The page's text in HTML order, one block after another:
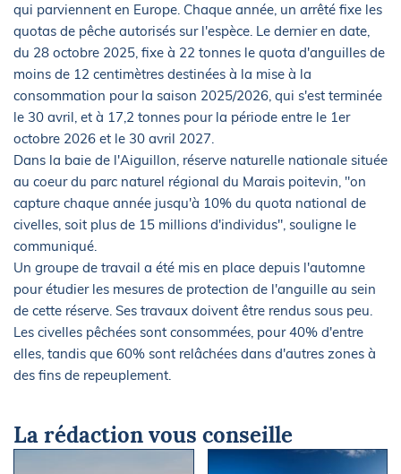
qui parviennent en Europe. Chaque année, un arrêté fixe les
quotas de pêche autorisés sur l'espèce. Le dernier en date,
du 28 octobre 2025, fixe à 22 tonnes le quota d'anguilles de
moins de 12 centimètres destinées à la mise à la
consommation pour la saison 2025/2026, qui s'est terminée
le 30 avril, et à 17,2 tonnes pour la période entre le 1er
octobre 2026 et le 30 avril 2027.
Dans la baie de l'Aiguillon, réserve naturelle nationale située
au coeur du parc naturel régional du Marais poitevin, "on
capture chaque année jusqu'à 10% du quota national de
civelles, soit plus de 15 millions d'individus", souligne le
communiqué.
Un groupe de travail a été mis en place depuis l'automne
pour étudier les mesures de protection de l'anguille au sein
de cette réserve. Ses travaux doivent être rendus sous peu.
Les civelles pêchées sont consommées, pour 40% d'entre
elles, tandis que 60% sont relâchées dans d'autres zones à
des fins de repeuplement.
La rédaction vous conseille